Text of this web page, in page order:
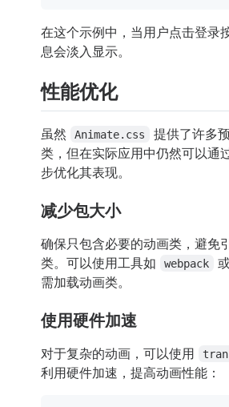
在这个示例中，当用户点击登录
息会淡入显示。
性能优化
虽然 Animate.css
提供了许多
类，但在实际应用中仍然可以通
步优化其表现。
减少包大小
确保只包含必要的动画类，避免
类。可以使用工具如
webpack
需加载动画类。
使用硬件加速
对于复杂的动画，可以使用
利用硬件加速，提高动画性能：